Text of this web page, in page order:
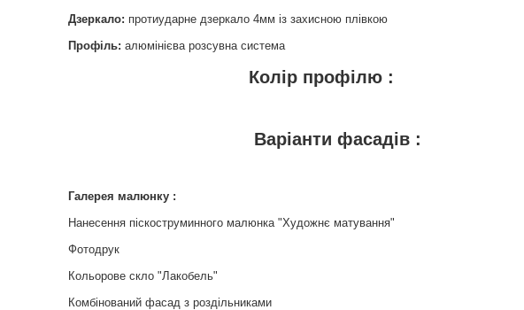
Дзеркало: протиударне дзеркало 4мм із захисною плівкою
Профіль: алюмінієва розсувна система
Колір профілю :
Варіанти фасадів :
Галерея малюнку :
Нанесення піскоструминного малюнка "Художнє матування"
Фотодрук
Кольорове скло "Лакобель"
Комбінований фасад з роздільниками